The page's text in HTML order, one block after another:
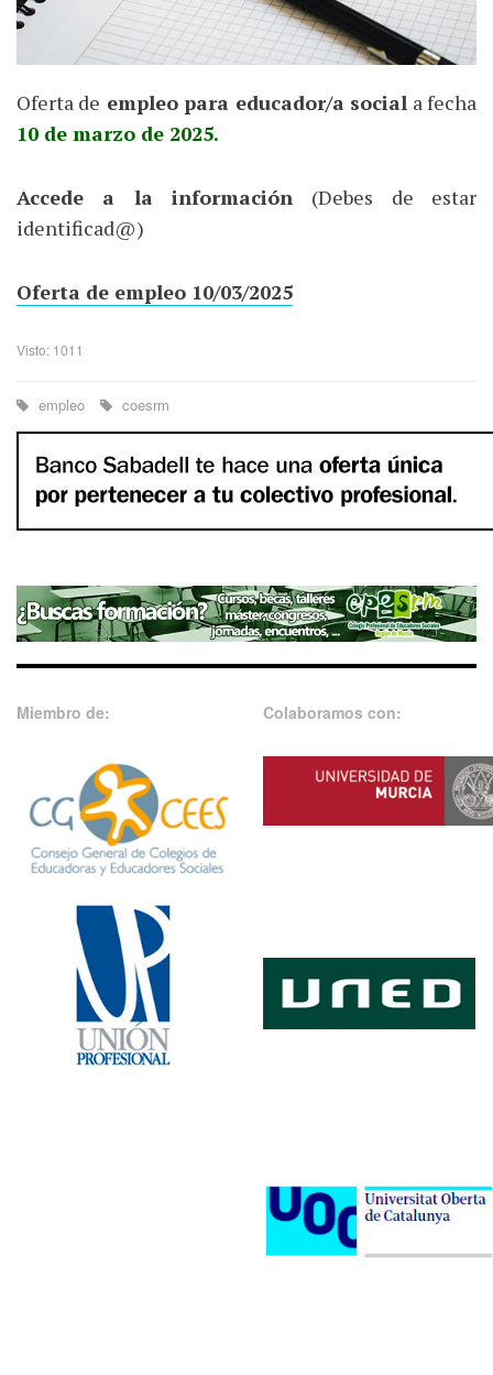
Oferta de empleo para educador/a social a fecha
10 de marzo de 2025.
Accede a la información (Debes de estar
identificad@)
Oferta de empleo 10/03/2025
Visto: 1011
empleo coesrm
Miembro de: Colaboramos con: